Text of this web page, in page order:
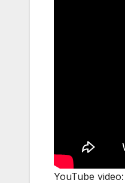
YouTube